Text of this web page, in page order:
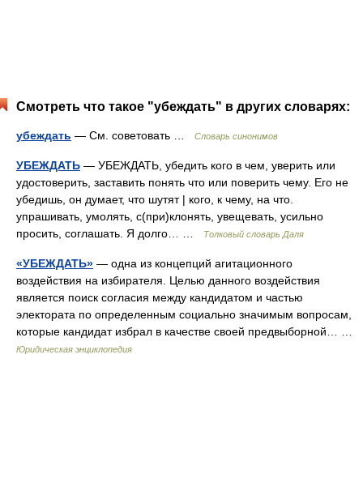
Смотреть что такое "убеждать" в других словарях:
убеждать — См. советовать … Словарь синонимов
УБЕЖДАТЬ — УБЕЖДАТЬ, убедить кого в чем, уверить или
удостоверить, заставить понять что или поверить чему. Его не
убедишь, он думает, что шутят | кого, к чему, на что.
упрашивать, умолять, с(при)клонять, увещевать, усильно
просить, соглашать. Я долго… …
Толковый словарь Даля
«УБЕЖДАТЬ» — одна из концепций агитационного
воздействия на избирателя. Целью данного воздействия
является поиск согласия между кандидатом и частью
электората по определенным социально значимым вопросам,
которые кандидат избрал в качестве своей предвыборной… …
Юридическая энциклопедия